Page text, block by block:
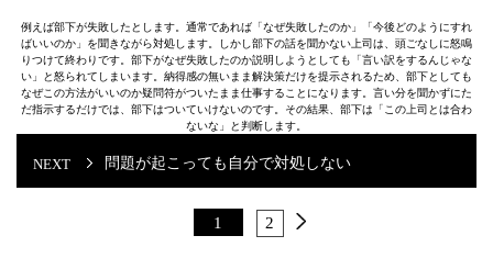
例えば部下が失敗したとします。通常であれば「なぜ失敗したのか」「今後どのようにすれ
ばいいのか」を聞きながら対処します。しかし部下の話を聞かない上司は、頭ごなしに怒鳴
りつけて終わりです。部下がなぜ失敗したのか説明しようとしても「言い訳をするんじゃな
い」と怒られてしまいます。納得感の無いまま解決策だけを提示されるため、部下としても
なぜこの方法がいいのか疑問符がついたまま仕事することになります。言い分を聞かずにた
だ指示するだけでは、部下はついていけないのです。その結果、部下は「この上司とは合わ
ないな」と判断します。
問題が起こっても自分で対処しない
1 2